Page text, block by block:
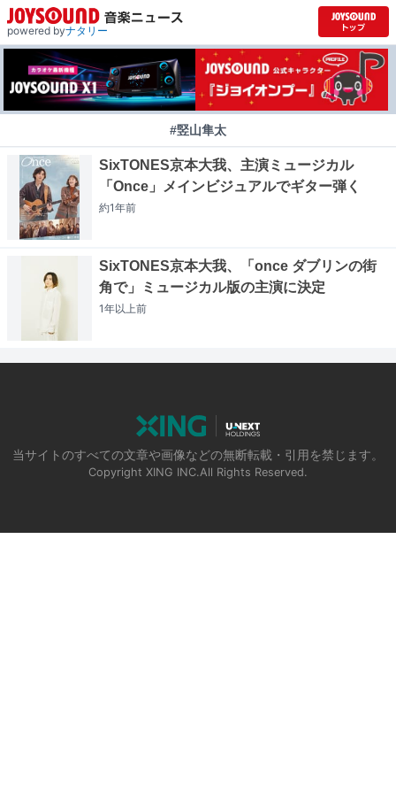
powered byナタリー
#竪山隼太
SixTONES京本大我、主演ミュージカル
「Once」メインビジュアルでギター弾く
約1年前
SixTONES京本大我、「once ダブリンの街
角で」ミュージカル版の主演に決定
1年以上前
当サイトのすべての文章や画像などの無断転載・引用を禁じます。
Copyright XING INC.All Rights Reserved.